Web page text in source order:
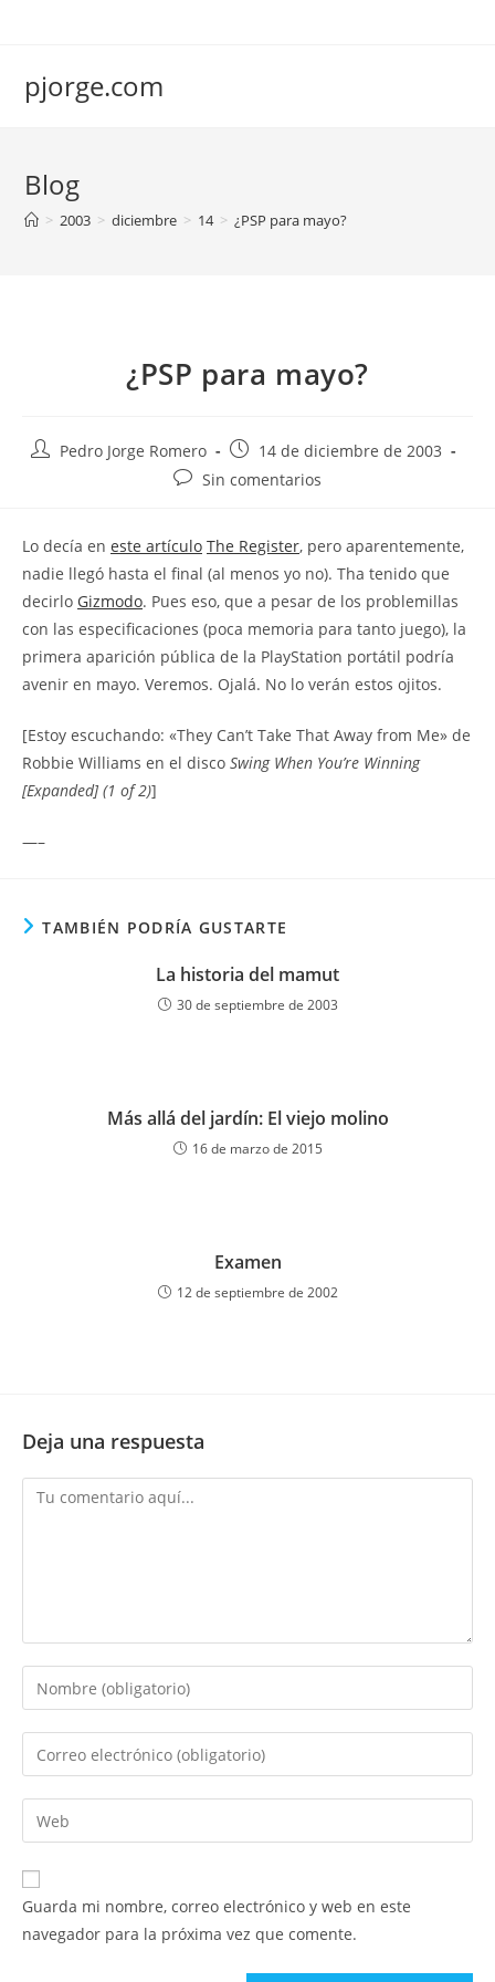
pjorge.com
Blog
> 2003 > diciembre > 14 > ¿PSP para mayo?
¿PSP para mayo?
AutorPedro Jorge Romero
Publicación
de
14 de diciembre de 2003
Comentarios
entrada:
Sin comentarios
Lo decía en este artículo The Register, pero aparentemente,
nadie llegó hasta el final (al menos yo no). Tha tenido que
decirlo Gizmodo. Pues eso, que a pesar de los problemillas
con las especificaciones (poca memoria para tanto juego), la
primera aparición pública de la PlayStation portátil podría
avenir en mayo. Veremos. Ojalá. No lo verán estos ojitos.
[Estoy escuchando: «They Can’t Take That Away from Me» de
Robbie Williams en el disco Swing When You’re Winning
[Expanded] (1 of 2)]
—–
TAMBIÉN PODRÍA GUSTARTE
La historia del mamut
30 de septiembre de 2003
Más allá del jardín: El viejo molino
16 de marzo de 2015
Examen
12 de septiembre de 2002
Deja una respuesta
Comentario
Introduce
tu
nombre
de
usuario
para
comentar
Introduce
tu
dirección
de
electrónico
para
comentar
Introduce
la
URL
de
Guarda mi nombre, correo electrónico y web en este
navegador para la próxima vez que comente.